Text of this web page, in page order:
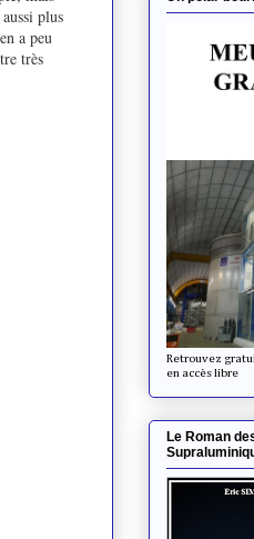
plus
a peu
très
Retrouvez
en accès libre
Le Roman